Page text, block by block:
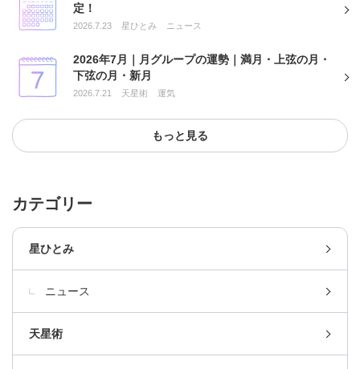
定！
2026.7.23 星ひとみ ニュース
2026年7月｜月グループの運勢｜満月・上弦の月・
下弦の月・新月
2026.7.21 天星術 運気
もっと見る
カテゴリー
星ひとみ
ニュース
天星術